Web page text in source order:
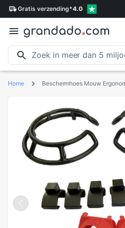
Gratis verzending*4.0
Home